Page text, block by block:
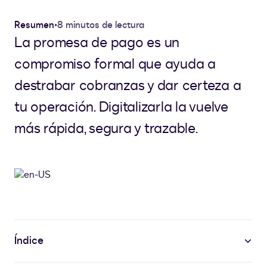
Resumen•8 minutos de lectura
La promesa de pago es un
compromiso formal que ayuda a
destrabar cobranzas y dar certeza a
tu operación. Digitalizarla la vuelve
más rápida, segura y trazable.
Índice